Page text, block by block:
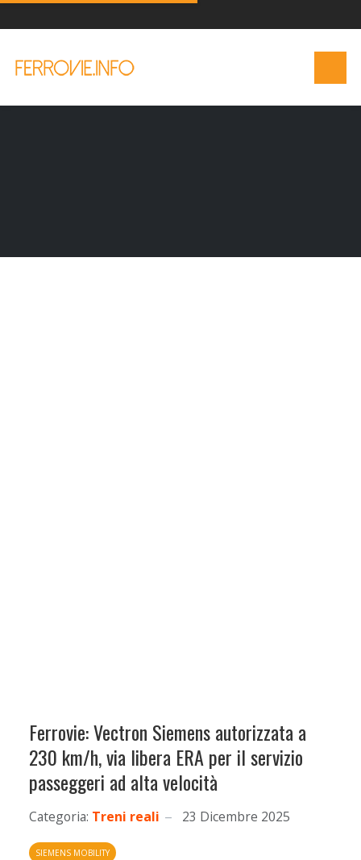
Ferrovie: Vectron Siemens autorizzata a
230 km/h, via libera ERA per il servizio
passeggeri ad alta velocità
Categoria: Treni reali 23 Dicembre 2025
SIEMENS MOBILITY